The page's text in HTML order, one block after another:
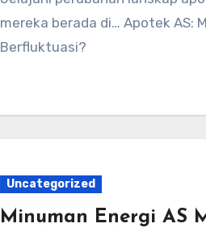
mereka berada di… Apotek AS:
Berfluktuasi?
Uncategorized
Minuman Energi AS